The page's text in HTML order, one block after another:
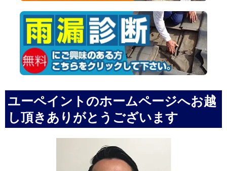
ユーペイントのホームページへお越
し頂きありがとうございます